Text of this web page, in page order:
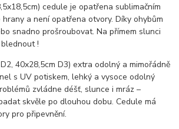
cedule je opatřena sublimačním
a není opatřena otvory. Díky ohybům
snadno prošroubovat. Na přímem slunci
!
40x28,5cm D3) extra odolný a mimořádně
s UV potiskem, lehký a vysoce odolný
zvládne déšť, slunce i mráz –
skvěle po dlouhou dobu. Cedule má
pro připevnění.